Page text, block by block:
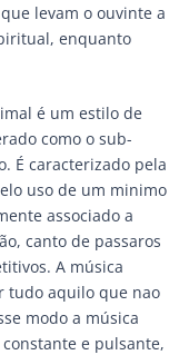
levam o ouvinte a
enquanto
é um estilo de
como o sub-
É caracterizado pela
uso de um minimo
associado a
canto de passaros
A música
tudo aquilo que nao
modo a música
e pulsante,